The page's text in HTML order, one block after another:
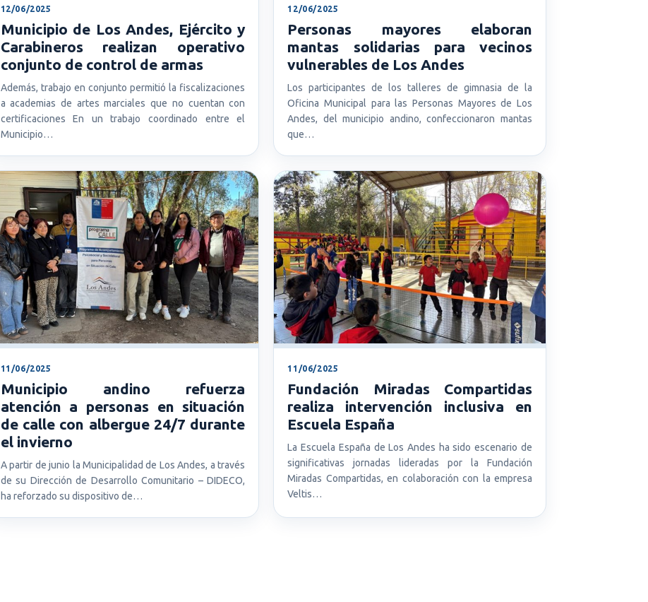
12/06/2025
Municipio de Los Andes, Ejército y
Carabineros realizan operativo
conjunto de control de armas
Además, trabajo en conjunto permitió la fiscalizaciones
a academias de artes marciales que no cuentan con
certificaciones En un trabajo coordinado entre el
Municipio…
12/06/2025
Personas mayores elaboran
mantas solidarias para vecinos
vulnerables de Los Andes
Los participantes de los talleres de gimnasia de la
Oficina Municipal para las Personas Mayores de Los
Andes, del municipio andino, confeccionaron mantas
que…
11/06/2025
Municipio andino refuerza
atención a personas en situación
de calle con albergue 24/7 durante
el invierno
A partir de junio la Municipalidad de Los Andes, a través
de su Dirección de Desarrollo Comunitario – DIDECO,
ha reforzado su dispositivo de…
11/06/2025
Fundación Miradas Compartidas
realiza intervención inclusiva en
Escuela España
La Escuela España de Los Andes ha sido escenario de
significativas jornadas lideradas por la Fundación
Miradas Compartidas, en colaboración con la empresa
Veltis…